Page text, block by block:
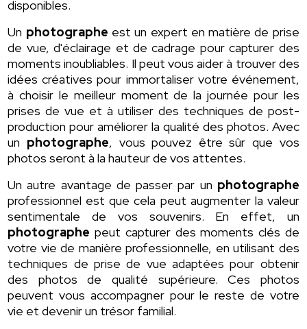
disponibles.
Un photographe est un expert en matière de prise
de vue, d'éclairage et de cadrage pour capturer des
moments inoubliables. Il peut vous aider à trouver des
idées créatives pour immortaliser votre événement,
à choisir le meilleur moment de la journée pour les
prises de vue et à utiliser des techniques de post-
production pour améliorer la qualité des photos. Avec
un photographe, vous pouvez être sûr que vos
photos seront à la hauteur de vos attentes.
Un autre avantage de passer par un photographe
professionnel est que cela peut augmenter la valeur
sentimentale de vos souvenirs. En effet, un
photographe peut capturer des moments clés de
votre vie de manière professionnelle, en utilisant des
techniques de prise de vue adaptées pour obtenir
des photos de qualité supérieure. Ces photos
peuvent vous accompagner pour le reste de votre
vie et devenir un trésor familial.